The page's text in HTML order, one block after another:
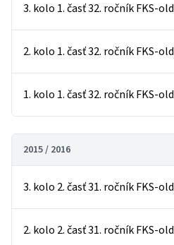
3. kolo 1. časť 32. ročník FKS-old
2. kolo 1. časť 32. ročník FKS-old
1. kolo 1. časť 32. ročník FKS-old
2015 / 2016
3. kolo 2. časť 31. ročník FKS-old
2. kolo 2. časť 31. ročník FKS-old